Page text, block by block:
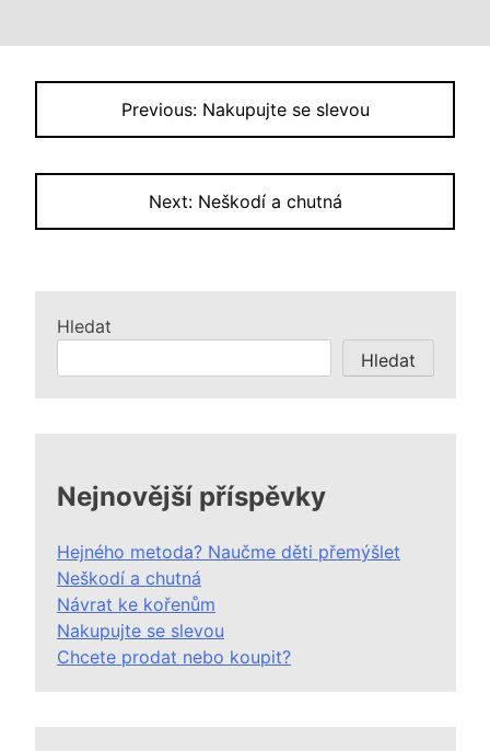
pro
příspěvek
Previous: Nakupujte se slevou
Next: Neškodí a chutná
Hledat
Hledat
Nejnovější příspěvky
Hejného metoda? Naučme děti přemýšlet
Neškodí a chutná
Návrat ke kořenům
Nakupujte se slevou
Chcete prodat nebo koupit?